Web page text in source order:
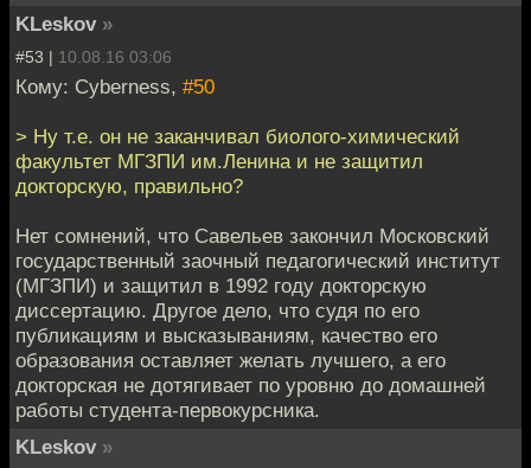
KLeskov »
#53 | 10.08.16 03:06
Кому: Cyberness, #50
> Ну т.е. он не заканчивал биолого-химический
факультет МГЗПИ им.Ленина и не защитил
докторскую, правильно?
Нет сомнений, что Савельев закончил Московский
государственный заочный педагогический институт
(МГЗПИ) и защитил в 1992 году докторскую
диссертацию. Другое дело, что судя по его
публикациям и высказываниям, качество его
образования оставляет желать лучшего, а его
докторская не дотягивает по уровню до домашней
работы студента-первокурсника.
KLeskov »